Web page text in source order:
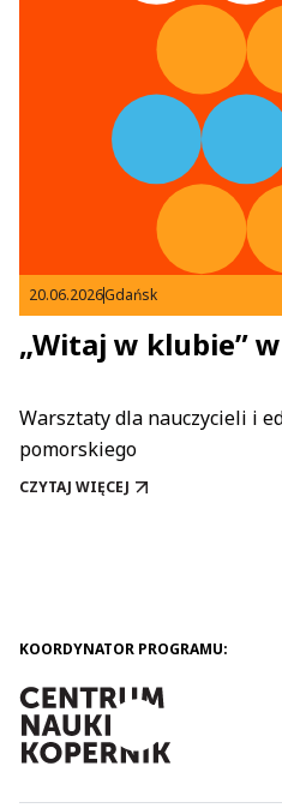
20.06.2026Gdańsk
„Witaj w klubie”
Warsztaty dla nauczycieli i
pomorskiego
CZYTAJ WIĘCEJ
„WITAJ W KLUBIE” W GDAŃSKU
KOORDYNATOR PROGRAMU: